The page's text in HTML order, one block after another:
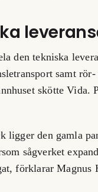
den tekniska
samt
skötte Vida.
ligger den gamla
sågverket
förklarar Magnus